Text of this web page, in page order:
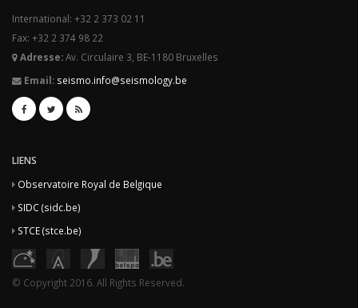
International: +32 2 373 02 11
Fax: +32 2 374 98 22
Adresse:Av. Circulaire 3, BE-1180 Bruxelles
Email: seismo.info@seismology.be
LIENS
Observatoire Royal de Belgique
SIDC (sidc.be)
STCE (stce.be)
© Copyright 2016. All Rights Reserved.